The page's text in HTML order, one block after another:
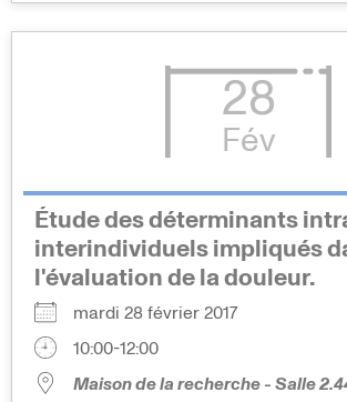
28
Fév
Étude des déterminants
interindividuels impliqués
l'évaluation de la douleur.
mardi 28 février 2017
10:00-12:00
Maison de la recherche - Salle